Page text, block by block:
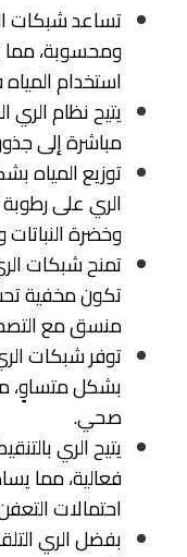
تساعد شبكات
ومحسوبة، مما
استخدام
يتيح نظام الري
مباشرة إلى
توزيع المياه
الري على
وخضرة النباتات
تمنح شبكات
تكون مخفية
منسق مع
توفر شبكات الري
بشكل متساوٍ،
صحي.
يتيح الري
فعالية، مما
احتمالات
بفضل الري